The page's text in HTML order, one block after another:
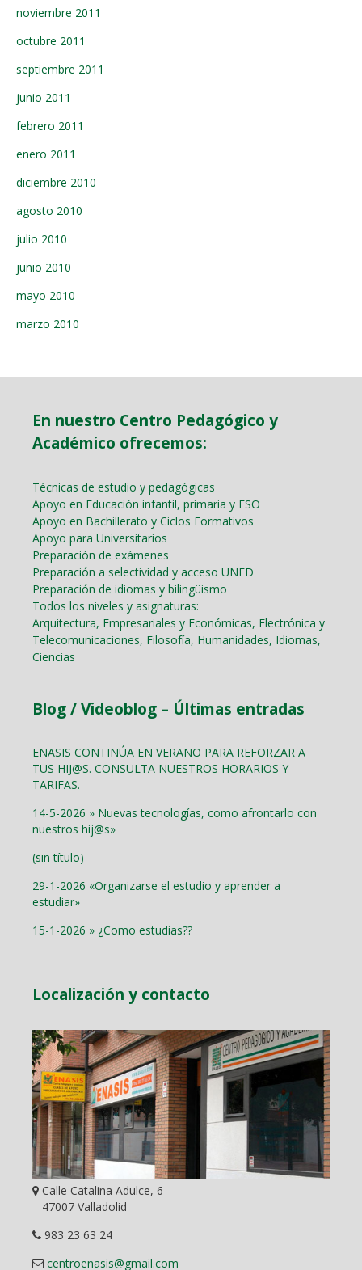
noviembre 2011
octubre 2011
septiembre 2011
junio 2011
febrero 2011
enero 2011
diciembre 2010
agosto 2010
julio 2010
junio 2010
mayo 2010
marzo 2010
En nuestro Centro Pedagógico y
Académico ofrecemos:
Técnicas de estudio y pedagógicas
Apoyo en Educación infantil, primaria y ESO
Apoyo en Bachillerato y Ciclos Formativos
Apoyo para Universitarios
Preparación de exámenes
Preparación a selectividad y acceso UNED
Preparación de idiomas y bilingüismo
Todos los niveles y asignaturas:
Arquitectura, Empresariales y Económicas, Electrónica y
Telecomunicaciones, Filosofía, Humanidades, Idiomas,
Ciencias
Blog / Videoblog – Últimas entradas
ENASIS CONTINÚA EN VERANO PARA REFORZAR A
TUS HIJ@S. CONSULTA NUESTROS HORARIOS Y
TARIFAS.
14-5-2026 » Nuevas tecnologías, como afrontarlo con
nuestros hij@s»
(sin título)
29-1-2026 «Organizarse el estudio y aprender a
estudiar»
15-1-2026 » ¿Como estudias??
Localización y contacto
Calle Catalina Adulce, 6
47007 Valladolid
983 23 63 24
centroenasis@gmail.com